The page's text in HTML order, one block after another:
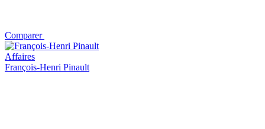
Comparer
Affaires
François-Henri Pinault